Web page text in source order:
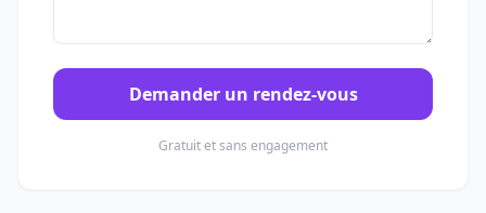
Demander un rendez-vous
Gratuit et sans engagement